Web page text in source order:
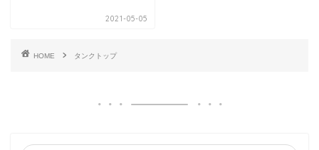
2021-05-05
HOME タンクトップ